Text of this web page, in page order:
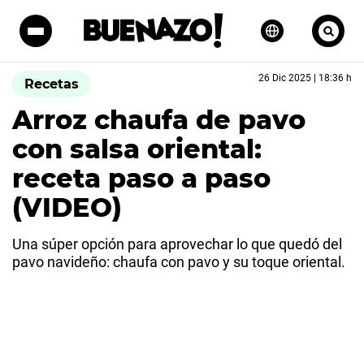
Recetas 26 Dic 2025 | 18:36 h
Arroz chaufa de pavo
con salsa oriental:
receta paso a paso
(VIDEO)
Una súper opción para aprovechar lo que quedó del
pavo navideño: chaufa con pavo y su toque oriental.